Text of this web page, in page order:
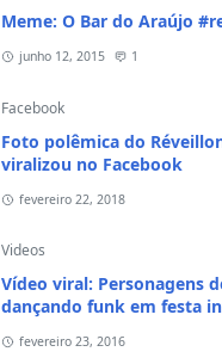
Meme: O Bar do Araújo
junho 12, 2015 1
Facebook
Foto polêmica do
viralizou no Facebook
fevereiro 22, 2018
Videos
Vídeo viral: Personagens
dançando funk em festa
fevereiro 23, 2016